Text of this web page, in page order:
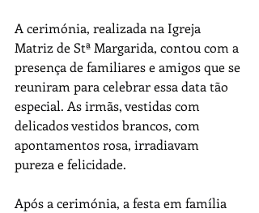
A cerimónia, realizada na Igreja
Matriz de Stª Margarida, contou com a
presença de familiares e amigos que se
reuniram para celebrar essa data tão
especial. As irmãs, vestidas com
delicados vestidos brancos, com
apontamentos rosa, irradiavam
pureza e felicidade.
Após a cerimónia, a festa em família